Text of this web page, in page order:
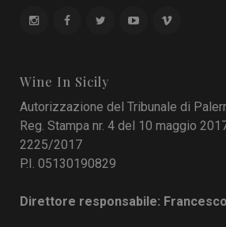
Wine In Sicily
Autorizzazione del Tribunale di
Reg. Stampa nr. 4 del 10 maggio
2225/2017
P.I. 05130190829
Direttore responsabile: